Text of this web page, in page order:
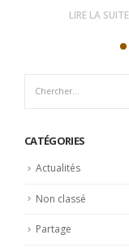
Juin
Pour
@mandarin